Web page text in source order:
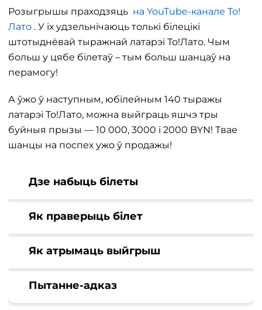
Розыгрышы праходзяць на YouTube-канале То!
Лато . У іх удзельнічаюць толькі білецікі
штотыднёвай тыражнай латарэі То!Лато. Чым
больш у цябе білетаў – тым больш шанцаў на
перамогу!
А ўжо ў наступным, юбілейным 140 тыражы
латарэі То!Лато, можна выйграць яшчэ тры
буйныя прызы — 10 000, 3000 і 2000 BYN! Твае
шанцы на поспех ужо ў продажы!
Дзе набыць білеты
Як праверыць білет
Як атрымаць выйгрыш
Пытанне-адказ